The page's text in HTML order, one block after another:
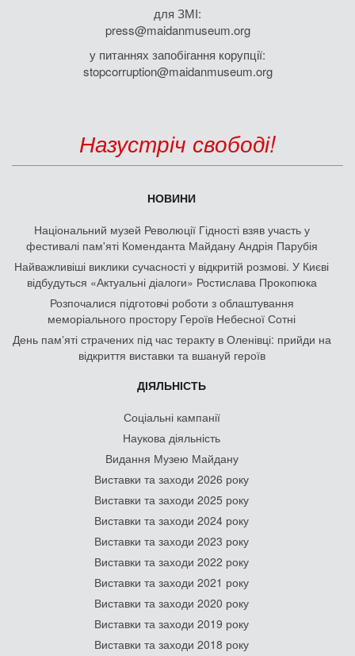
для ЗМІ:
press@maidanmuseum.org
у питаннях запобігання корупції:
stopcorruption@maidanmuseum.org
Назустріч свободі!
НОВИНИ
Національний музей Революції Гідності взяв участь у
фестивалі пам'яті Коменданта Майдану Андрія Парубія
Найважливіші виклики сучасності у відкритій розмові. У Києві
відбудуться «Актуальні діалоги» Ростислава Прокопюка
Розпочалися підготовчі роботи з облаштування
меморіального простору Героїв Небесної Сотні
День памʼяті страчених під час теракту в Оленівці: прийди на
відкриття виставки та вшануй героїв
ДІЯЛЬНІСТЬ
Соціальні кампанії
Наукова діяльність
Видання Музею Майдану
Виставки та заходи 2026 року
Виставки та заходи 2025 року
Виставки та заходи 2024 року
Виставки та заходи 2023 року
Виставки та заходи 2022 року
Виставки та заходи 2021 року
Виставки та заходи 2020 року
Виставки та заходи 2019 року
Виставки та заходи 2018 року